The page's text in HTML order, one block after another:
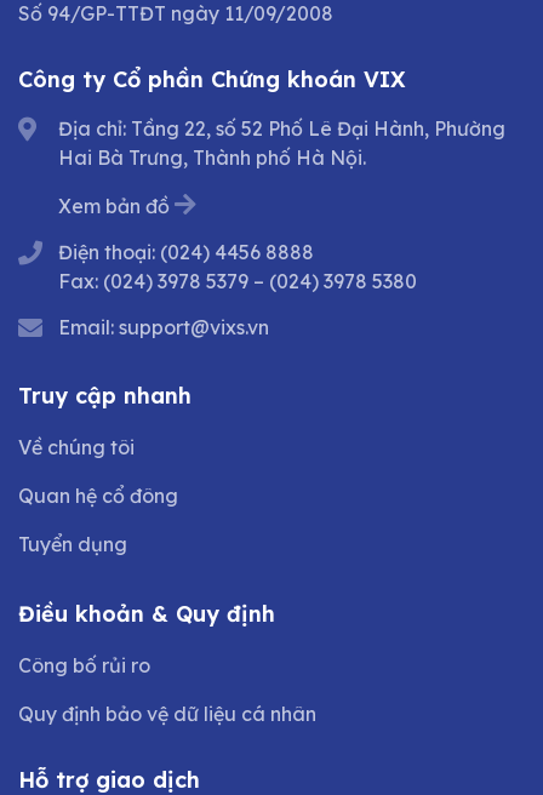
Số 94/GP-TTĐT ngày 11/09/2008
Công ty Cổ phần Chứng khoán VIX
Địa chỉ: Tầng 22, số 52 Phố Lê Đại Hành, Phường
Hai Bà Trưng, Thành phố Hà Nội.
Xem bản đồ
Điện thoại: (024) 4456 8888
Fax: (024) 3978 5379 – (024) 3978 5380
Email: support@vixs.vn
Truy cập nhanh
Về chúng tôi
Quan hệ cổ đông
Tuyển dụng
Điều khoản & Quy định
Công bố rủi ro
Quy định bảo vệ dữ liệu cá nhân
Hỗ trợ giao dịch